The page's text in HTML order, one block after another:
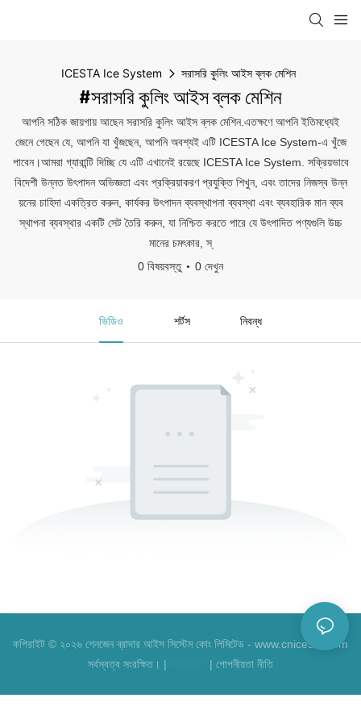
ICESTA Ice System সরাসরি কুলিং আইস ব্লক মেশিন
#সরাসরি কুলিং আইস ব্লক মেশিন
আপনি সঠিক জায়গায় আছেন সরাসরি কুলিং আইস ব্লক মেশিন.এতক্ষণে আপনি ইতিমধ্যেই
জেনে গেছেন যে, আপনি যা খুঁজছেন, আপনি অবশ্যই এটি ICESTA Ice System-এ খুঁজে
পাবেন।আমরা গ্যারান্টি দিচ্ছি যে এটি এখানেই রয়েছে ICESTA Ice System. সক্রিয়ভাবে
বিদেশী উন্নত উৎপাদন অভিজ্ঞতা এবং প্রক্রিয়াকরণ প্রযুক্তি শিখুন, এবং তাদের নিজস্ব উন্ন
য়নের চাহিদা একত্রিত করুন, কার্যকর উৎপাদন ব্যবস্থাপনা ব্যবস্থা এবং ব্যবহারিক মান ব্যব
স্থাপনা ব্যবস্থার একটি সেট তৈরি করুন, যা নিশ্চিত করতে পারে যে উৎপাদিত পণ্যগুলি উচ্চ
মানের চমৎকার, স্
0 বিষয়বস্তু
0 দেখুন
ভিডিও শর্টস নিবন্ধ
কপিরাইট © ২০২৬ শেনজেন ব্রাদার আইস সিস্টেম কোং লিমিটেড - www.cnicesta.com
সর্বস্বত্ব সংরক্ষিত। |
| গোপনীয়তা নীতি